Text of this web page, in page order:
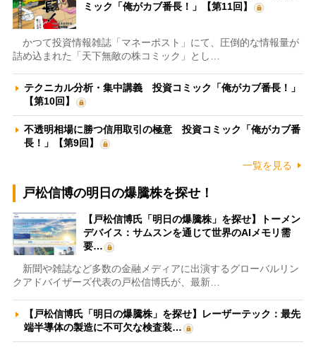
ミック「俺がカブ番長！」【第11回】
かつて投資情報雑誌「マネーポスト」にて、圧倒的な情報量が
詰め込まれた「天下無敵の株コミック」とし…
テクニカル分析・集中講義 投資コミック「俺がカブ番長！」
【第10回】
不透明相場に勝つ信用取引の極意 投資コミック「俺がカブ番
長！」【第9回】
一覧を見る
戸松信博の明日の爆騰株を探せ！
【戸松信博氏「明日の爆騰株」を探せ】トーメン
デバイス：サムスンを通じて世界のAIメモリ需
要…
新聞や雑誌など多数の金融メディアに出演するグローバルリン
クアドバイザーズ代表の戸松信博氏が、最新…
【戸松信博氏「明日の爆騰株」を探せ】レーザーテック：最先
端半導体の製造に不可欠な検査装…